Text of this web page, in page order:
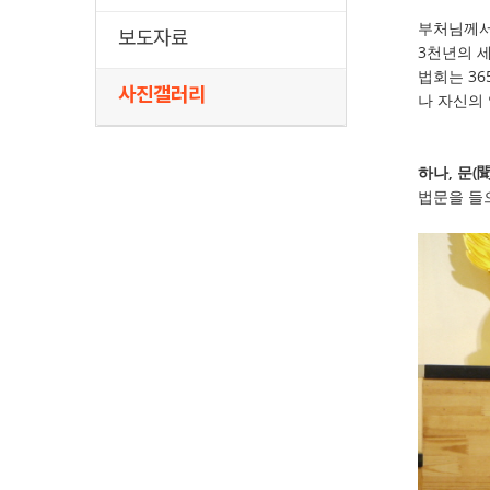
보도자료
사진갤러리
부처님께
3천년의
법회는
나 자신의
하나, 문(
법문을 들